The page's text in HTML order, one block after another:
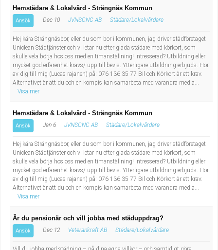
Naturvetenskapligt arbete
Pedagogiskt arbete
Sanering och renhållning
Socialt arbete
Säkerhetsarbete
Tekniskt arbete
Transport
Läkarsekreterare/Vårdadmin/Medicinsk
sekreterare
Lastbilsförare m.fl.
Fastighetsskötare
Informatör/Kommunikatör
Brevbärare
Sjuksköterska, grundutbildad
Kock, storhushåll
Bibliotekarie
Hemstädare & Lokalvård - Strängnäs Kommun
Ansök Dec 10 JVNSCNC AB Städare/Lokalvårdare
Hej kära Strängnäsbor, eller du som bor i kommunen, jag driver städföretaget
Uniclean Städtjänster och vi letar nu efter glada städare med körkort, som
skulle vela börja hos oss med en timanställning! Intresserad? Utbildning eller
mycket god erfarenhet krävs/ upp till bevis. Ytterligare utbildning erbjuds. Hör
av dig till mig (Lucas rajanen) på: 076 136 35 77 Bil och Körkort är ett krav.
Alternativet är att du och en kompis kan samarbeta med varandra med a...
Visa mer
Hemstädare & Lokalvård - Strängnäs Kommun
Ansök Jan 6 JVNSCNC AB Städare/Lokalvårdare
Hej kära Strängnäsbor, eller du som bor i kommunen, jag driver städföretaget
Uniclean Städtjänster och vi letar nu efter glada städare med körkort, som
skulle vela börja hos oss med en timanställning! Intresserad? Utbildning eller
mycket god erfarenhet krävs/ upp till bevis. Ytterligare utbildning erbjuds. Hör
av dig till mig (Lucas rajanen) på: 076 136 35 77 Bil och Körkort är ett krav.
Alternativet är att du och en kompis kan samarbeta med varandra med a...
Visa mer
Är du pensionär och vill jobba med städuppdrag?
Ansök Dec 12 Veterankraft AB Städare/Lokalvårdare